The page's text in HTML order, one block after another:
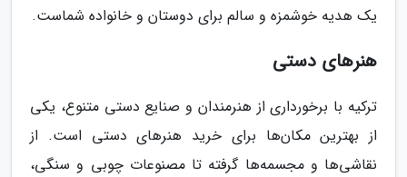
یک هدیه خوشمزه و سالم برای دوستان و خانواده شماست.
هنرهای دستی
ترکیه با برخورداری از هنرمندان و صنایع دستی متنوع، یکی
از بهترین مکان‌ها برای خرید هنرهای دستی است. از
نقاشی‌ها و مجسمه‌ها گرفته تا مصنوعات چوبی و سنگی،